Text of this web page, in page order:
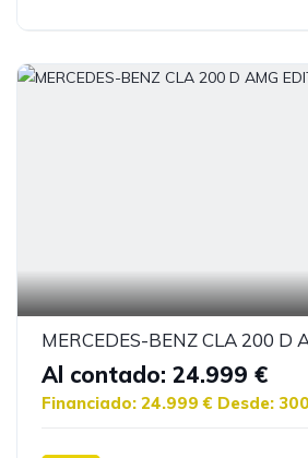
MERCEDES-BENZ CLA 200 D
Al contado: 24.999 €
Financiado: 24.999 € Desde: